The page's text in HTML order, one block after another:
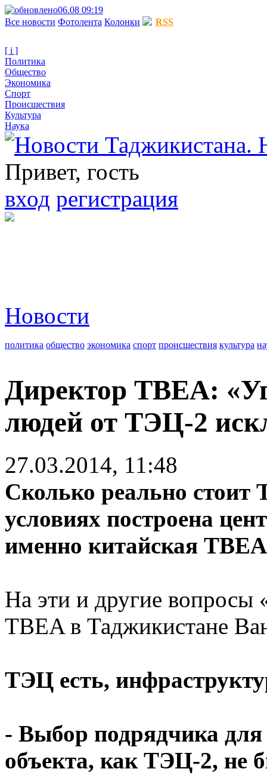
06.08 09:19
Все новости Фотолента Колонки RSS
[ i ]
Политика
Общество
Экономика
Спорт
Происшествия
Культура
Наука
Привет, гость
вход регистрация
Новости
политика общество экономика спорт происшествия культура
Директор TBEA:
людей от ТЭЦ-2
27.03.2014, 11:48
Сколько реально
условиях построена
именно китайская
На эти и другие
TBEA в Таджикистане
ТЭЦ есть,
- Выбор подрядчика для
объекта, как ТЭЦ-2, не